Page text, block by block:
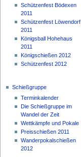
Schützenfest Bödexen
2011
Schützenfest Löwendorf
2011
Königsball Hohehaus
2011
Königschießen 2012
Schützenfest 2012
Schießgruppe
Terminkalender
Die Schießgruppe im
Wandel der Zeit
Wettkämpfe und Pokale
Preisschießen 2011
Wanderpokalschießen
2012